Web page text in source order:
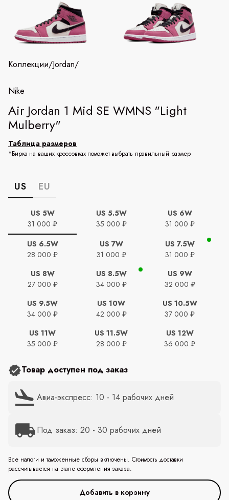
Коллекции/Jordan/
Nike
Air Jordan 1 Mid SE WMNS "Light
Mulberry"
Таблица размеров
*Бирка на ваших кроссовках поможет выбрать правильный размер
US EU
US 5W
31 000 ₽
US 5.5W
35 000 ₽
US 6W
31 000 ₽
US 6.5W
28 000 ₽
US 7W
31 000 ₽
US 7.5W
31 000 ₽
US 8W
27 000 ₽
US 8.5W
34 000 ₽
US 9W
32 000 ₽
US 9.5W
34 000 ₽
US 10W
42 000 ₽
US 10.5W
37 000 ₽
US 11W
35 000 ₽
US 11.5W
28 000 ₽
US 12W
36 000 ₽
Товар доступен под заказ
Авиа-экспресс: 10 - 14 рабочих дней
Под заказ: 20 - 30 рабочих дней
Все налоги и таможенные сборы включены. Стоимость доставки
рассчитывается на этапе оформления заказа.